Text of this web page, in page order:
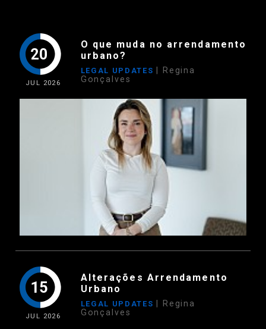
20
JUL 2026
O que muda no arrendamento
urbano?
LEGAL UPDATES
| Regina
Gonçalves
15
JUL 2026
Alterações Arrendamento
Urbano
LEGAL UPDATES
| Regina
Gonçalves